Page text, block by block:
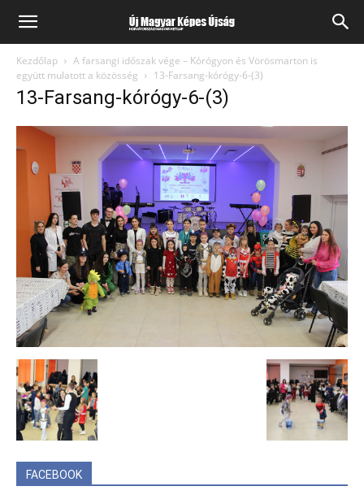
Kezdőlap
A farsangi időszak vége – Kórógyon és Vörösmarton is
együtt mulatott a közösség
13-Farsang-kórógy-6-(3)
13-Farsang-kórógy-6-(3)
FACEBOOK